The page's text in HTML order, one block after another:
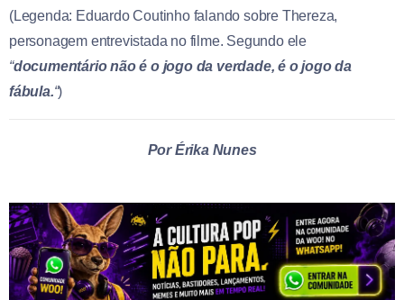
(Legenda: Eduardo Coutinho falando sobre Thereza,
personagem entrevistada no filme. Segundo ele
“documentário não é o jogo da verdade, é o jogo da
fábula.“)
Por Érika Nunes